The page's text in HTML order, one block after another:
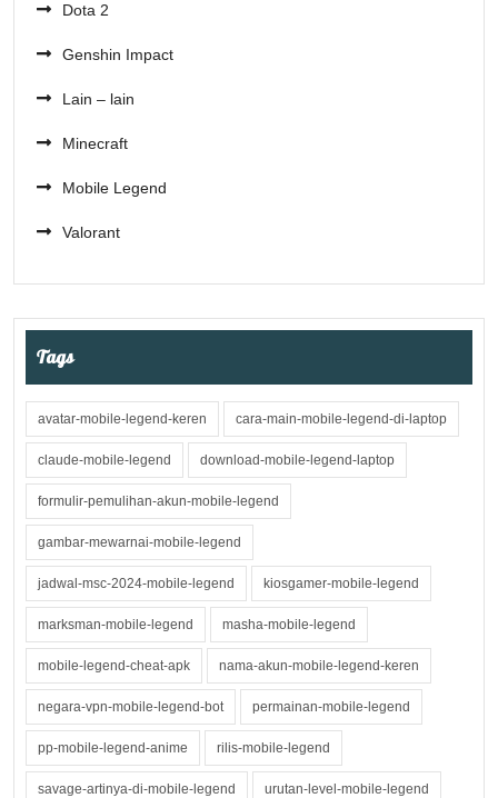
Dota 2
Genshin Impact
Lain – lain
Minecraft
Mobile Legend
Valorant
Tags
avatar-mobile-legend-keren cara-main-mobile-legend-di-laptop
claude-mobile-legend download-mobile-legend-laptop
formulir-pemulihan-akun-mobile-legend
gambar-mewarnai-mobile-legend
jadwal-msc-2024-mobile-legend kiosgamer-mobile-legend
marksman-mobile-legend masha-mobile-legend
mobile-legend-cheat-apk nama-akun-mobile-legend-keren
negara-vpn-mobile-legend-bot permainan-mobile-legend
pp-mobile-legend-anime rilis-mobile-legend
savage-artinya-di-mobile-legend urutan-level-mobile-legend